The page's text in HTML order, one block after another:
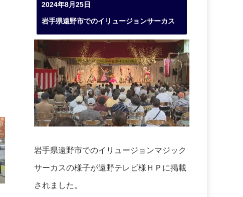
2024年8月25日
岩手県遠野市でのイリュージョンサーカス
岩手県遠野市でのイリュージョンマジック
サーカスの様子が遠野テレビ様ＨＰに掲載
されました。